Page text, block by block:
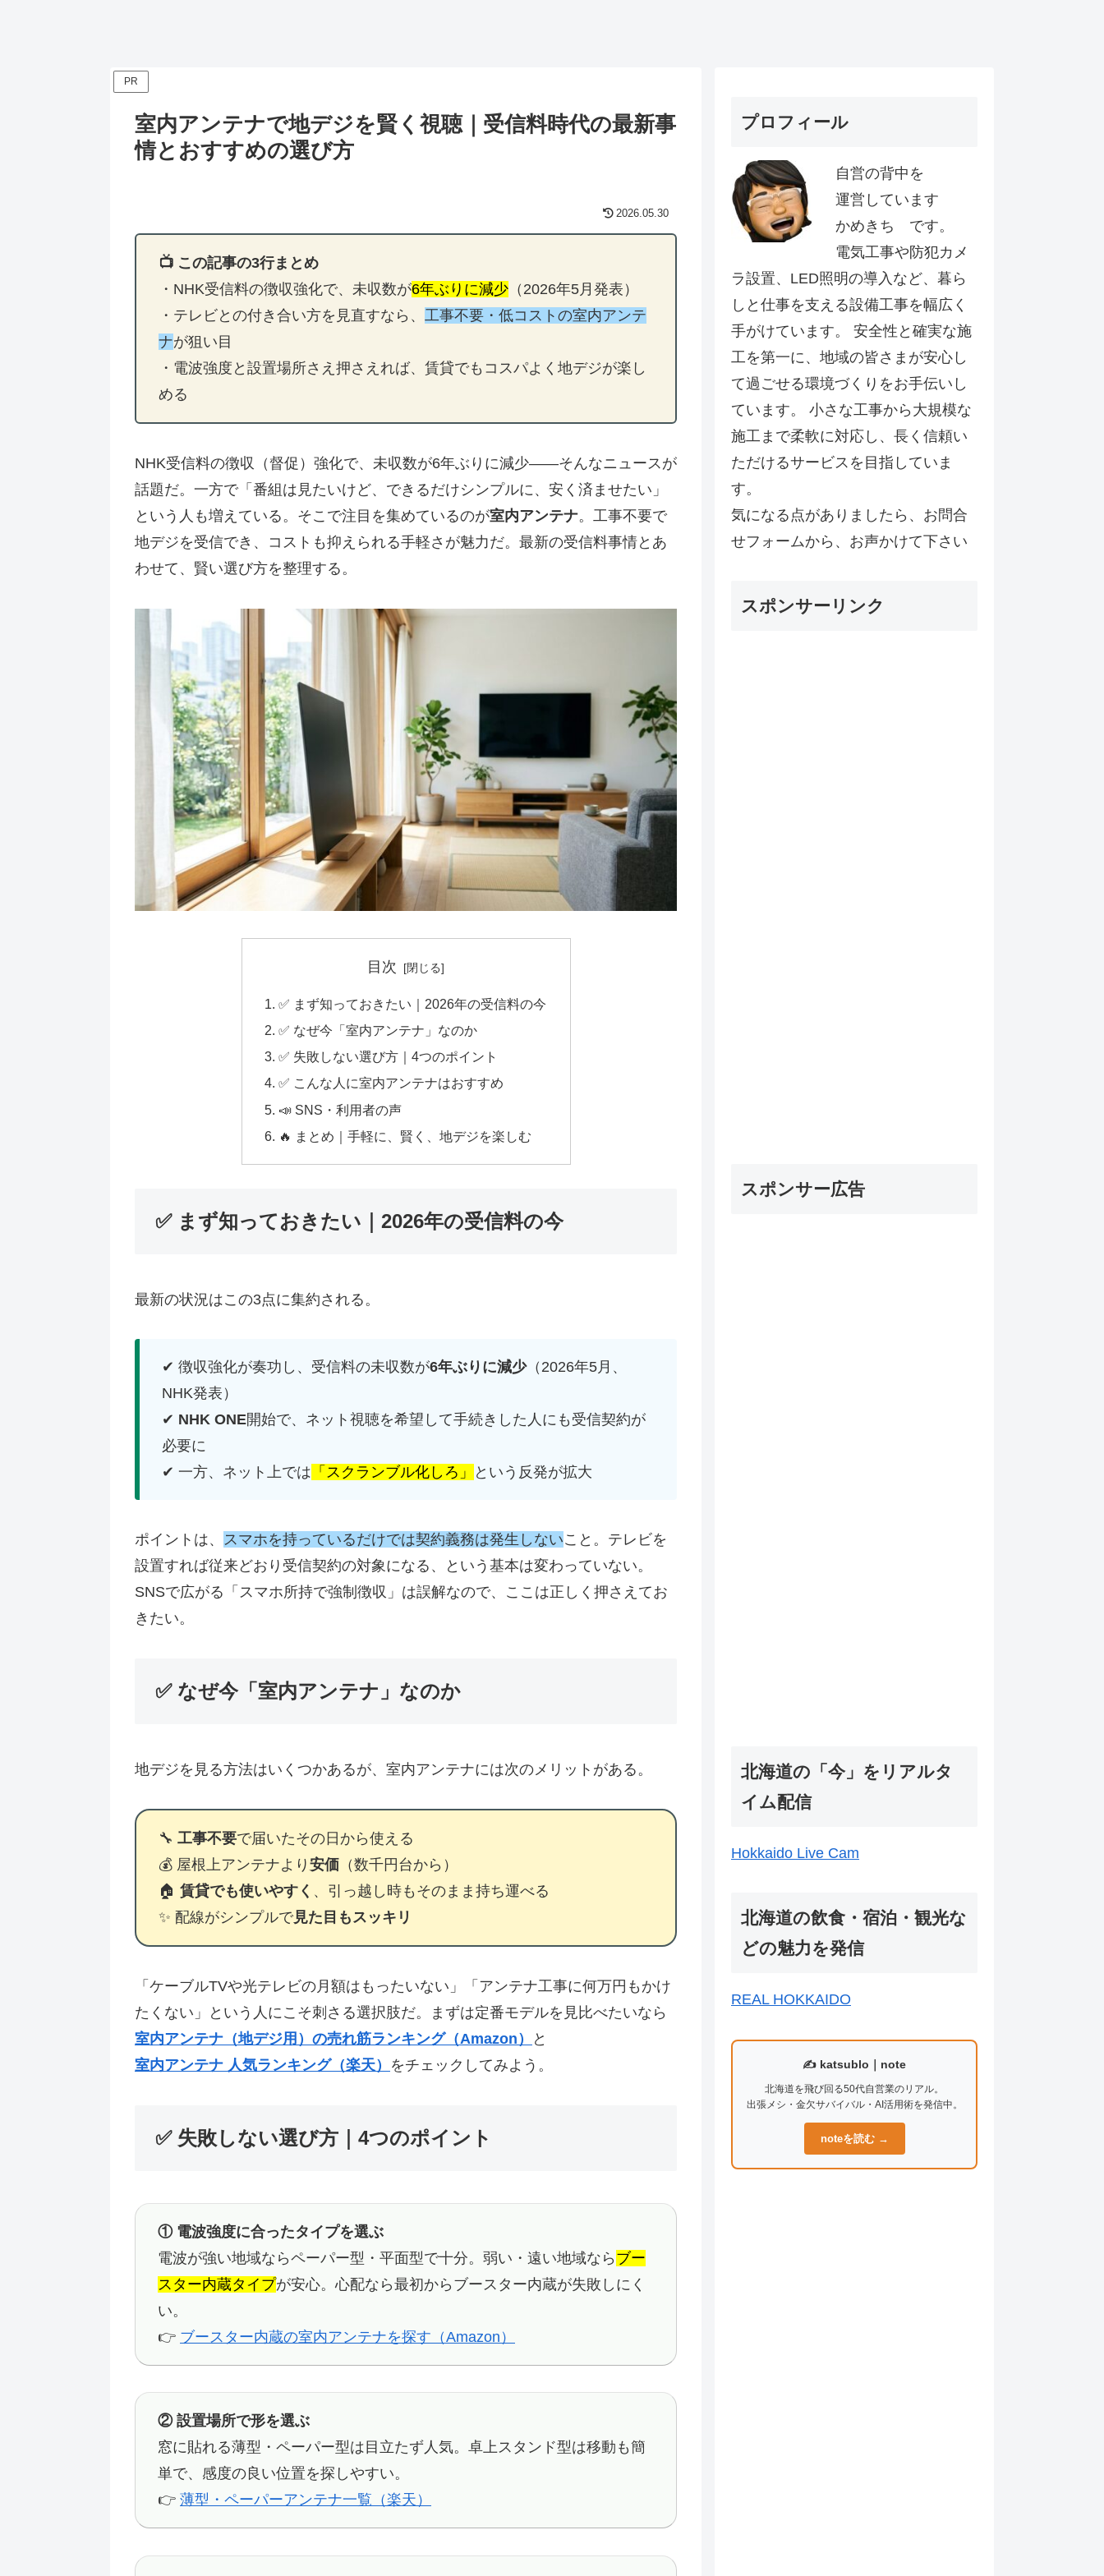
PR
室内アンテナで地デジを賢く視聴｜受信料時代の最新事
情とおすすめの選び方
2026.05.30
📺 この記事の3行まとめ
・NHK受信料の徴収強化で、未収数が6年ぶりに減少 （2026年5月発表）
・テレビとの付き合い方を見直すなら、 工事不要・低コストの室内アンテ
ナが狙い目
・電波強度と設置場所さえ押さえれば、賃貸でもコスパよく地デジが楽し
める
NHK受信料の徴収（督促）強化で、未収数が6年ぶりに減少――そんなニュースが
話題だ。一方で「番組は見たいけど、できるだけシンプルに、安く済ませたい」
という人も増えている。そこで注目を集めているのが室内アンテナ。工事不要で
地デジを受信でき、コストも抑えられる手軽さが魅力だ。最新の受信料事情とあ
わせて、賢い選び方を整理する。
目次
✅ まず知っておきたい｜2026年の受信料の今
✅ なぜ今「室内アンテナ」なのか
✅ 失敗しない選び方｜4つのポイント
✅ こんな人に室内アンテナはおすすめ
📣 SNS・利用者の声
🔥 まとめ｜手軽に、賢く、地デジを楽しむ
✅ まず知っておきたい｜2026年の受信料の今
最新の状況はこの3点に集約される。
✔ 徴収強化が奏功し、受信料の未収数が6年ぶりに減少（2026年5月、
NHK発表）
✔ NHK ONE開始で、ネット視聴を希望して手続きした人にも受信契約が
必要に
✔ 一方、ネット上では 「スクランブル化しろ」 という反発が拡大
ポイントは、 スマホを持っているだけでは契約義務は発生しないこと。テレビを
設置すれば従来どおり受信契約の対象になる、という基本は変わっていない。
SNSで広がる「スマホ所持で強制徴収」は誤解なので、ここは正しく押さえてお
きたい。
✅ なぜ今「室内アンテナ」なのか
地デジを見る方法はいくつかあるが、室内アンテナには次のメリットがある。
🔧 工事不要で届いたその日から使える
💰 屋根上アンテナより 安価 （数千円台から）
🏠 賃貸でも使いやすく 、引っ越し時もそのまま持ち運べる
✨ 配線がシンプルで見た目もスッキリ
「ケーブルTVや光テレビの月額はもったいない」「アンテナ工事に何万円もかけ
たくない」という人にこそ刺さる選択肢だ。まずは定番モデルを見比べたいなら
室内アンテナ（地デジ用）の売れ筋ランキング（Amazon）
と
室内アンテナ 人気ランキング（楽天） をチェックしてみよう。
✅ 失敗しない選び方｜4つのポイント
① 電波強度に合ったタイプを選ぶ
電波が強い地域ならペーパー型・平面型で十分。弱い・遠い地域なら ブー
スター内蔵タイプが安心。心配なら最初からブースター内蔵が失敗しにく
い。
👉 ブースター内蔵の室内アンテナを探す（Amazon）
② 設置場所で形を選ぶ
窓に貼れる薄型・ペーパー型は目立たず人気。卓上スタンド型は移動も簡
単で、感度の良い位置を探しやすい。
👉 薄型・ペーパーアンテナ一覧（楽天）
プロフィール
自営の背中を
運営しています
かめきち です。
電気工事や防犯カメ
ラ設置、LED照明の導入など、暮ら
しと仕事を支える設備工事を幅広く
手がけています。 安全性と確実な施
工を第一に、地域の皆さまが安心し
て過ごせる環境づくりをお手伝いし
ています。 小さな工事から大規模な
施工まで柔軟に対応し、長く信頼い
ただけるサービスを目指していま
す。
気になる点がありましたら、お問合
せフォームから、お声かけて下さい
スポンサーリンク
スポンサー広告
北海道の「今」をリアルタ
イム配信
Hokkaido Live Cam
北海道の飲食・宿泊・観光な
どの魅力を発信
REAL HOKKAIDO
✍️ katsublo｜note
北海道を飛び回る50代自営業のリアル。
出張メシ・金欠サバイバル・AI活用術を発信中。
noteを読む →